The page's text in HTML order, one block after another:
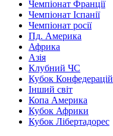
Чемпіонат Франції
Чемпіонат Іспанії
Чемпіонат росії
Пд. Америка
Африка
Азія
Клубний ЧС
Кубок Конфедерацій
Інший світ
Копа Америка
Кубок Африки
Кубок Лібертадорес